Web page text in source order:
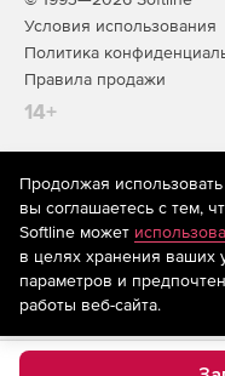
Условия использования
Политика
Правила продажи
14+
На информационном
рекомендательные
предоставления
систематизации и
предпочтениям
находящихся на
Продолжая
вы соглашаетесь с тем,
Softline может
в целях хранения ваших
параметров и
работы веб-сайта.